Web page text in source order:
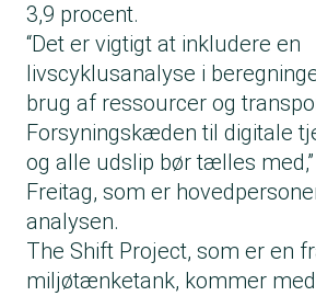
3,9 procent.
“Det er vigtigt at inkludere en
livscyklusanalyse i
brug af ressourcer og
Forsyningskæden til digitale
og alle udslip bør tælles
Freitag, som er
analysen.
The Shift Project, som er en
miljøtænketank, kommer